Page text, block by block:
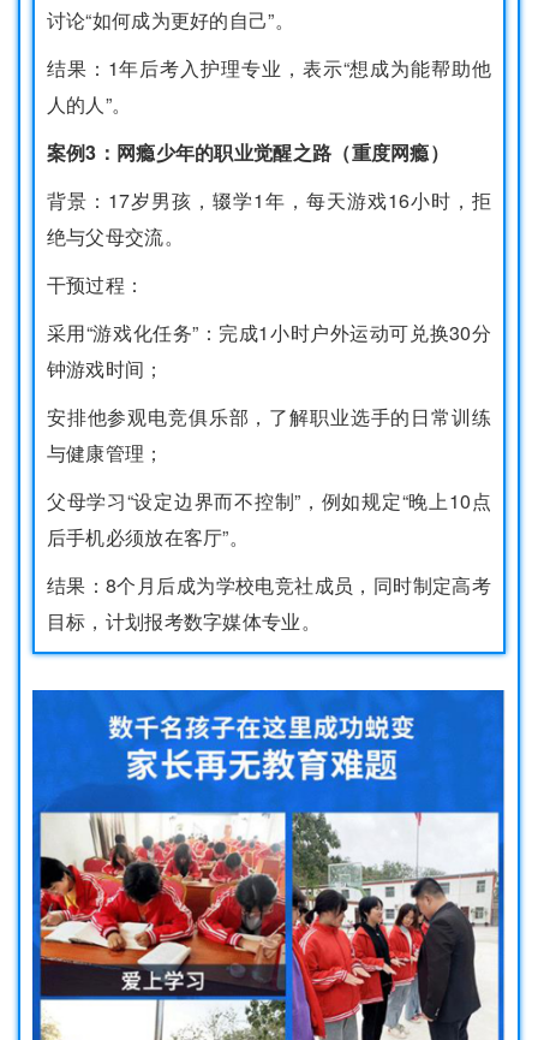
讨论“如何成为更好的自己”。
结果：1年后考入护理专业，表示“想成为能帮助他
人的人”。
案例3：网瘾少年的职业觉醒之路（重度网瘾）
背景：17岁男孩，辍学1年，每天游戏16小时，拒
绝与父母交流。
干预过程：
采用“游戏化任务”：完成1小时户外运动可兑换30分
钟游戏时间；
安排他参观电竞俱乐部，了解职业选手的日常训练
与健康管理；
父母学习“设定边界而不控制”，例如规定“晚上10点
后手机必须放在客厅”。
结果：8个月后成为学校电竞社成员，同时制定高考
目标，计划报考数字媒体专业。